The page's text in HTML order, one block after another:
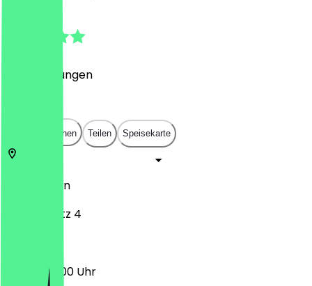
Bewertungen
In App öffnen Teilen Speisekarte
Berlin
Lützowplatz 4
06:00 - 18:00 Uhr